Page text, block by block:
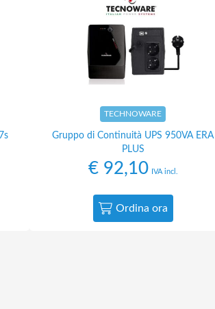
TECHNOWARE
Gruppo di Continuità UPS 950VA ERA
PLUS
€92,10 IVA incl.
Ordina ora